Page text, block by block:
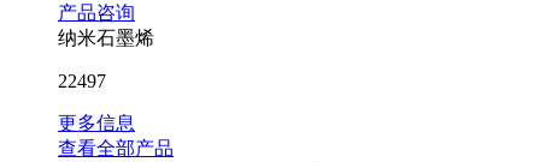
产品咨询
纳米石墨烯
22497
更多信息
查看全部产品